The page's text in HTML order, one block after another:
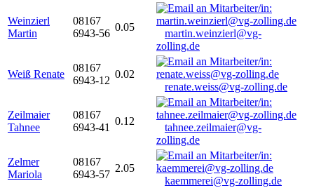
Weinzierl
Martin
08167
6943-56
0.05
martin.weinzierl@vg-
zolling.de
Weiß Renate
08167
6943-12
0.02
renate.weiss@vg-zolling.de
Zeilmaier
Tahnee
08167
6943-41
0.12
tahnee.zeilmaier@vg-
zolling.de
Zelmer
Mariola
08167
6943-57
2.05
kaemmerei@vg-zolling.de